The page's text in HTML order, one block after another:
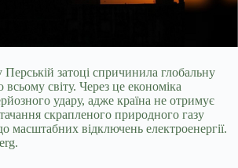
затоці спричинила глобальну
світу. Через це економіка
удару, адже країна не отримує
скрапленого природного газу
відключень електроенергії.